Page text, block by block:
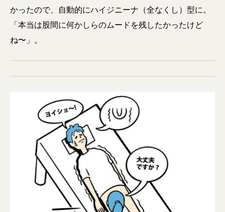
かったので、自動的にハイジニーナ（全なくし）型に。
「本当は股間に何かしらのムードを残したかったけど
ね〜」。